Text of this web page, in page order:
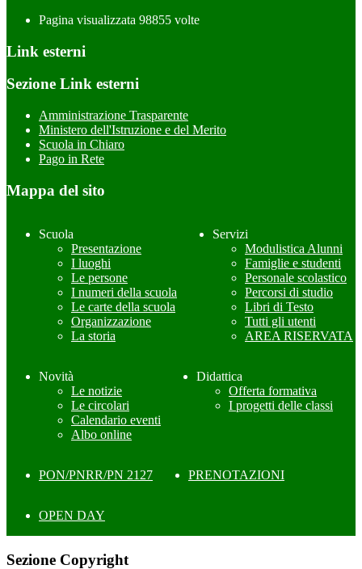
Pagina visualizzata 98855 volte
Link esterni
Sezione Link esterni
Amministrazione Trasparente
Ministero dell'Istruzione e del Merito
Scuola in Chiaro
Pago in Rete
Mappa del sito
Scuola
Presentazione
I luoghi
Le persone
I numeri della scuola
Le carte della scuola
Organizzazione
La storia
Servizi
Modulistica Alunni
Famiglie e studenti
Personale scolastico
Percorsi di studio
Libri di Testo
Tutti gli utenti
AREA RISERVATA
Novità
Le notizie
Le circolari
Calendario eventi
Albo online
Didattica
Offerta formativa
I progetti delle classi
PON/PNRR/PN 2127 PRENOTAZIONI
OPEN DAY
Sezione Copyright